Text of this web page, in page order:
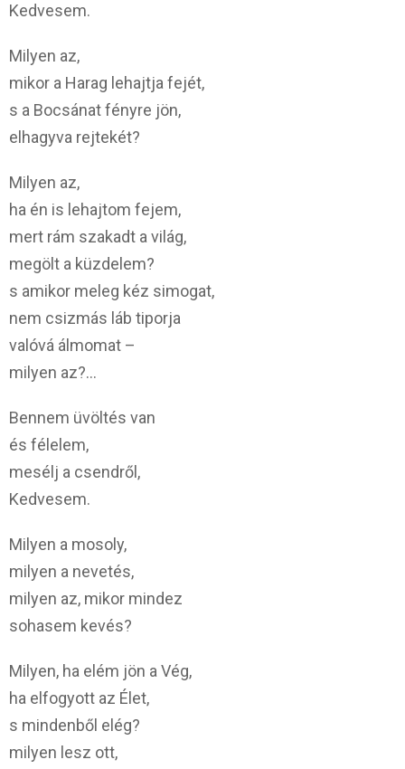
Kedvesem.
Milyen az,
mikor a Harag lehajtja fejét,
s a Bocsánat fényre jön,
elhagyva rejtekét?
Milyen az,
ha én is lehajtom fejem,
mert rám szakadt a világ,
megölt a küzdelem?
s amikor meleg kéz simogat,
nem csizmás láb tiporja
valóvá álmomat –
milyen az?…
Bennem üvöltés van
és félelem,
mesélj a csendről,
Kedvesem.
Milyen a mosoly,
milyen a nevetés,
milyen az, mikor mindez
sohasem kevés?
Milyen, ha elém jön a Vég,
ha elfogyott az Élet,
s mindenből elég?
milyen lesz ott,